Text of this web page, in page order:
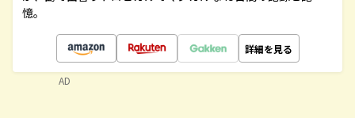
憶。
詳細を見る
AD